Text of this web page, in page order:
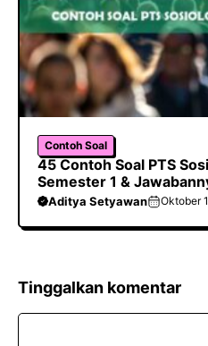
Contoh Soal
45 Contoh Soal PTS
Semester 1 &
Aditya Setyawan Oktober
Tinggalkan komentar
Komentar